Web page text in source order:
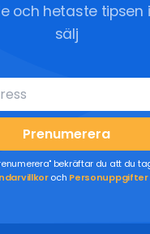
och hetaste tipsen
sälj
Prenumerera
bekräftar du att du
och Personuppgifter